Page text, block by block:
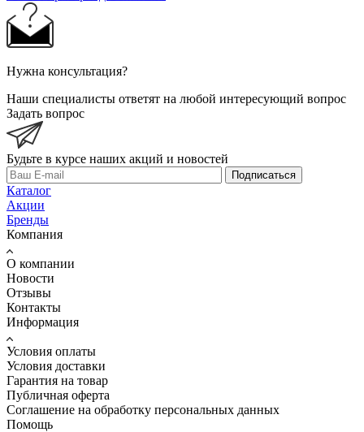
Нужна консультация?
Наши специалисты ответят на любой интересующий вопрос
Задать вопрос
Будьте в курсе наших акций и новостей
Подписаться
Каталог
Акции
Бренды
Компания
О компании
Новости
Отзывы
Контакты
Информация
Условия оплаты
Условия доставки
Гарантия на товар
Публичная оферта
Соглашение на обработку персональных данных
Помощь